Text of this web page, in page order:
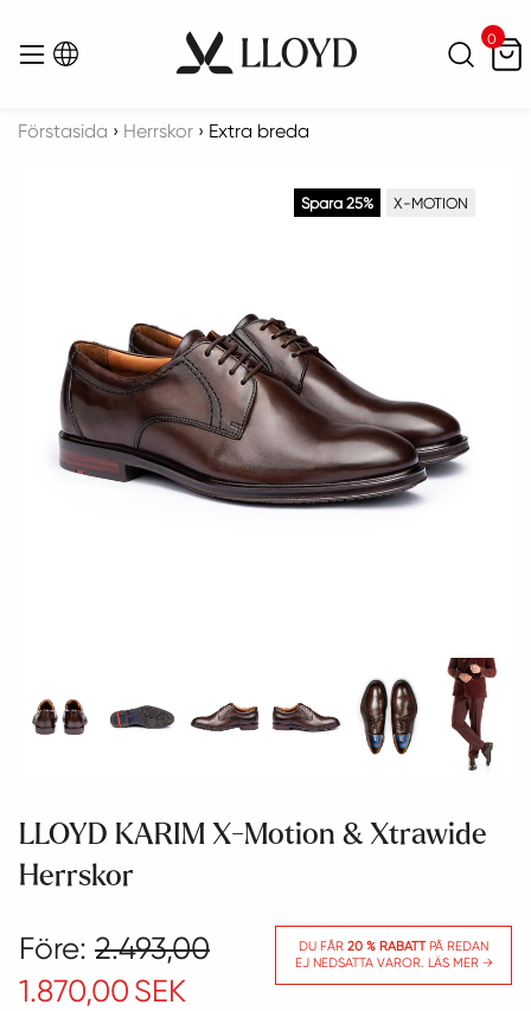
Menu
Sök 0
Förstasida › Herrskor › Extra breda
Spara 25% X-MOTION
LLOYD KARIM X-Motion & Xtrawide
Herrskor
Före: 2.493,00
1.870,00 SEK
DU FÅR 20 % RABATTPÅ REDAN
EJ NEDSATTA VAROR. LÄS MER →